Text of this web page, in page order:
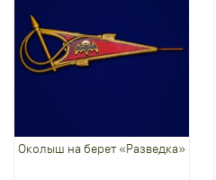
Околыш на берет «Разведка»